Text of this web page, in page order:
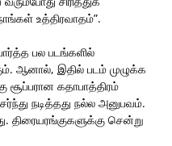
உத்திரவாதம்”.
பல படங்களில்
ஆனால், இதில் படம் முழுக்க
சூப்பரான கதாபாத்திரம்
நடித்தது நல்ல அனுபவம்.
திரையரங்குகளுக்கு சென்று